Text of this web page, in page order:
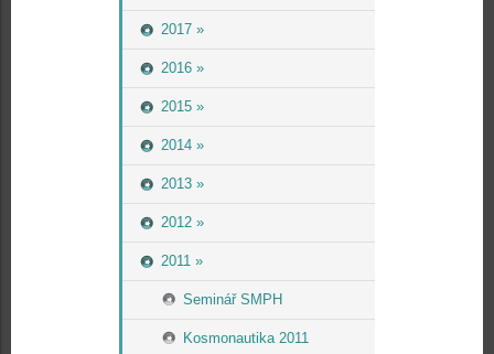
2017 »
2016 »
2015 »
2014 »
2013 »
2012 »
2011 »
Seminář SMPH
Kosmonautika 2011